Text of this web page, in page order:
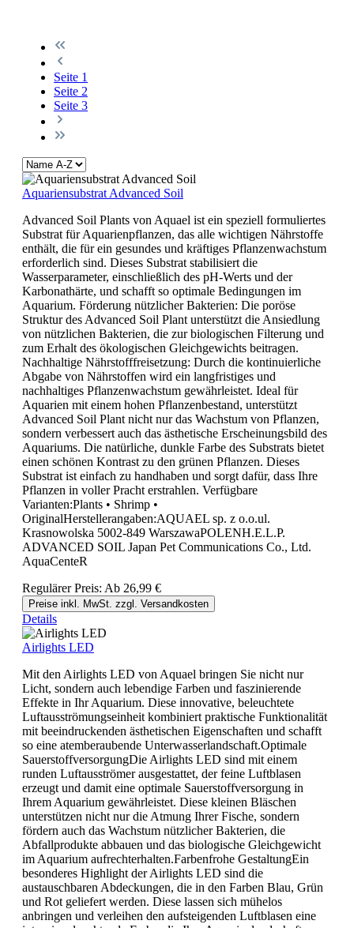
Seite 1
Seite 2
Seite 3
Aquariensubstrat Advanced Soil
Advanced Soil Plants von Aquael ist ein speziell formuliertes
Substrat für Aquarienpflanzen, das alle wichtigen Nährstoffe
enthält, die für ein gesundes und kräftiges Pflanzenwachstum
erforderlich sind. Dieses Substrat stabilisiert die
Wasserparameter, einschließlich des pH-Werts und der
Karbonathärte, und schafft so optimale Bedingungen im
Aquarium. Förderung nützlicher Bakterien: Die poröse
Struktur des Advanced Soil Plant unterstützt die Ansiedlung
von nützlichen Bakterien, die zur biologischen Filterung und
zum Erhalt des ökologischen Gleichgewichts beitragen.
Nachhaltige Nährstofffreisetzung: Durch die kontinuierliche
Abgabe von Nährstoffen wird ein langfristiges und
nachhaltiges Pflanzenwachstum gewährleistet. Ideal für
Aquarien mit einem hohen Pflanzenbestand, unterstützt
Advanced Soil Plant nicht nur das Wachstum von Pflanzen,
sondern verbessert auch das ästhetische Erscheinungsbild des
Aquariums. Die natürliche, dunkle Farbe des Substrats bietet
einen schönen Kontrast zu den grünen Pflanzen. Dieses
Substrat ist einfach zu handhaben und sorgt dafür, dass Ihre
Pflanzen in voller Pracht erstrahlen. Verfügbare
Varianten:Plants • Shrimp •
OriginalHerstellerangaben:AQUAEL sp. z o.o.ul.
Krasnowolska 5002-849 WarszawaPOLENH.E.L.P.
ADVANCED SOIL Japan Pet Communications Co., Ltd.
AquaCenteR
Regulärer Preis: Ab 26,99 €
Preise inkl. MwSt. zzgl. Versandkosten
Details
Airlights LED
Mit den Airlights LED von Aquael bringen Sie nicht nur
Licht, sondern auch lebendige Farben und faszinierende
Effekte in Ihr Aquarium. Diese innovative, beleuchtete
Luftausströmungseinheit kombiniert praktische Funktionalität
mit beeindruckenden ästhetischen Eigenschaften und schafft
so eine atemberaubende Unterwasserlandschaft.Optimale
SauerstoffversorgungDie Airlights LED sind mit einem
runden Luftausströmer ausgestattet, der feine Luftblasen
erzeugt und damit eine optimale Sauerstoffversorgung in
Ihrem Aquarium gewährleistet. Diese kleinen Bläschen
unterstützen nicht nur die Atmung Ihrer Fische, sondern
fördern auch das Wachstum nützlicher Bakterien, die
Abfallprodukte abbauen und das biologische Gleichgewicht
im Aquarium aufrechterhalten.Farbenfrohe GestaltungEin
besonderes Highlight der Airlights LED sind die
austauschbaren Abdeckungen, die in den Farben Blau, Grün
und Rot geliefert werden. Diese lassen sich mühelos
anbringen und verleihen den aufsteigenden Luftblasen eine